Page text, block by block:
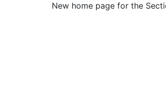
New home page for the